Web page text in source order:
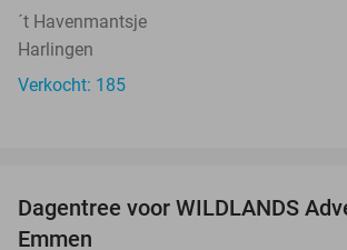
´t Havenmantsje
Harlingen
Verkocht: 185
Dagentree voor WILDLANDS
Emmen